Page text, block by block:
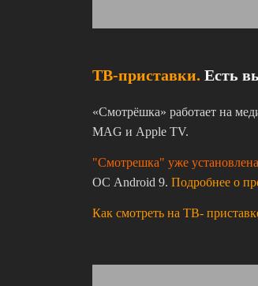
ТВ-приставки. Есть
«Смотрёшка» работает на
MAG и Apple TV.
"Смотрешка" уже установлена
ОС Android 9. Подробнее о
Как смотреть на ТВ-